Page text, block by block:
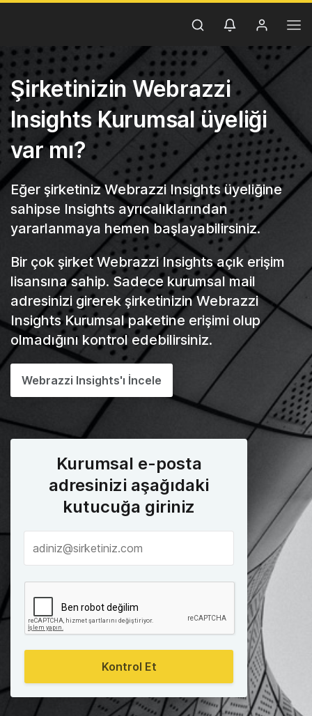
Şirketinizin Webrazzi
Insights Kurumsal üyeliği
var mı?
Eğer şirketiniz Webrazzi Insights üyeliğine
sahipse Insights ayrıcalıklarından
yararlanmaya hemen başlayabilirsiniz.
Bir çok şirket Webrazzi Insights açık erişim
lisansına sahip. Sadece kurumsal mail
adresinizi girerek şirketinizin Webrazzi
Insights Kurumsal paketine erişimi olup
olmadığını kontrol edebilirsiniz.
Webrazzi Insights'ı İncele
Kurumsal e-posta
adresinizi aşağıdaki
kutucuğa giriniz
Kontrol Et